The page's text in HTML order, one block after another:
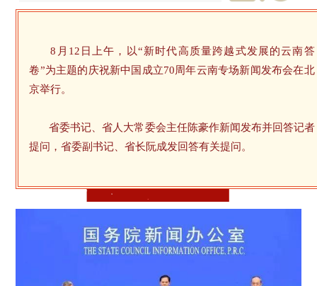
8月12日上午，以“新时代高质量跨越式发展的云南答
卷”为主题的庆祝新中国成立70周年云南专场新闻发布会在北
京举行。
省委书记、省人大常委会主任陈豪作新闻发布并回答记者
提问，省委副书记、省长阮成发回答有关提问。